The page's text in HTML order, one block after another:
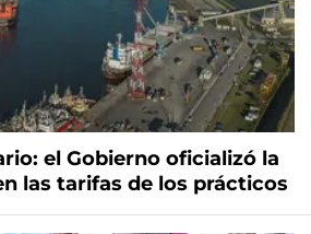
el Gobierno oficializó la
las tarifas de los prácticos